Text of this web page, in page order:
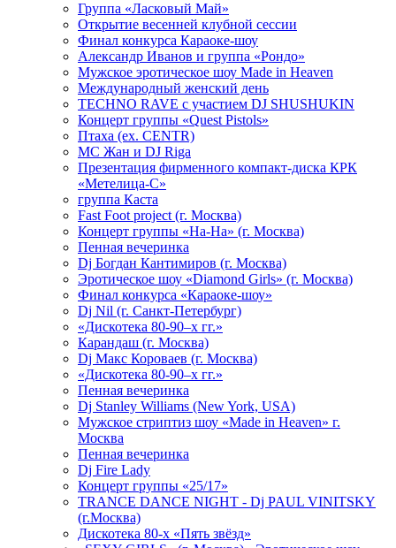
Группа «Ласковый Май»
Открытие весенней клубной сессии
Финал конкурса Караоке-шоу
Александр Иванов и группа «Рондо»
Мужское эротическое шоу Made in Heaven
Международный женский день
TECHNO RAVE с участием DJ SHUSHUKIN
Концерт группы «Quest Pistols»
Птаха (ex. CENTR)
МС Жан и DJ Riga
Презентация фирменного компакт-диска КРК
«Метелица-С»
группа Каста
Fast Foot project (г. Москва)
Концерт группы «На-На» (г. Москва)
Пенная вечеринка
Dj Богдан Кантимиров (г. Москва)
Эротическое шоу «Diamond Girls» (г. Москва)
Финал конкурса «Караоке-шоу»
Dj Nil (г. Санкт-Петербург)
«Дискотека 80-90–х гг.»
Карандаш (г. Москва)
Dj Макс Короваев (г. Москва)
«Дискотека 80-90–х гг.»
Пенная вечеринка
Dj Stanley Williams (New York, USA)
Мужское стриптиз шоу «Made in Heaven» г.
Москва
Пенная вечеринка
Dj Fire Lady
Концерт группы «25/17»
TRANCE DANCE NIGHT - Dj PAUL VINITSKY
(г.Москва)
Дискотека 80-х «Пять звёзд»